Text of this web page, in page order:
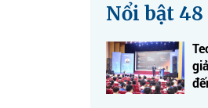
Nổi bật